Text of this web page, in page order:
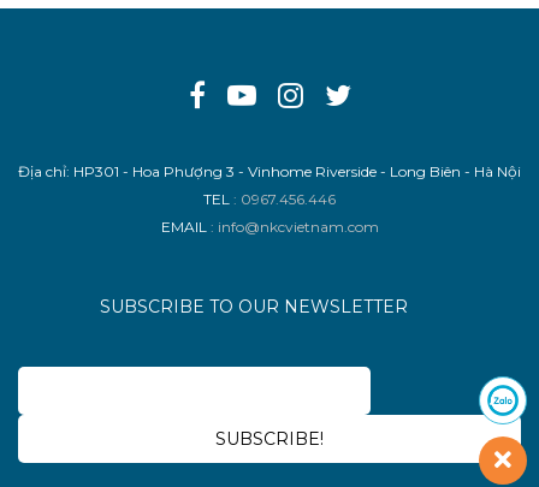
Địa chỉ: HP301 - Hoa Phượng 3 - Vinhome Riverside - Long Biên - Hà Nội
TEL : 0967.456.446
EMAIL : info@nkcvietnam.com
SUBSCRIBE TO OUR NEWSLETTER